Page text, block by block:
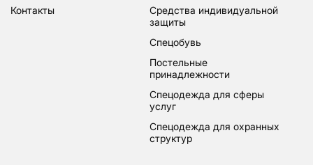
контакты
средства индивидуальной
защиты
спецобувь
постельные
принадлежности
спецодежда для сферы
услуг
спецодежда для охранных
структур